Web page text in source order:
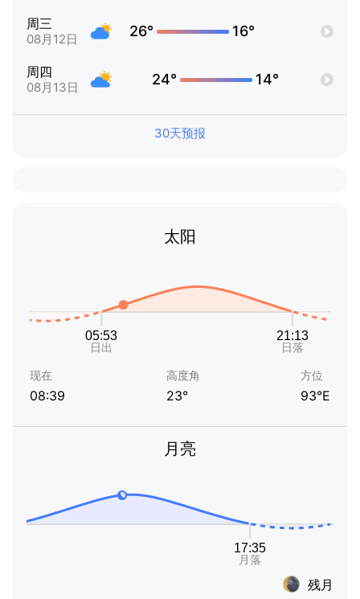
周三
08月12日 26° 16°
周四
08月13日 24° 14°
30天预报
太阳
现在
08:39
高度角
23°
方位
93°E
月亮
残月